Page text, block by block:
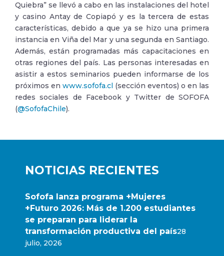
NOTICIAS RECIENTES
Sofofa lanza programa +Mujeres
+Futuro 2026: Más de 1.200 estudiantes
se preparan para liderar la
transformación productiva del país28
julio, 2026
Quiebra” se llevó a cabo en las instalaciones del hotel
y casino Antay de Copiapó y es la tercera de estas
características, debido a que ya se hizo una primera
instancia en Viña del Mar y una segunda en Santiago.
Además, están programadas más capacitaciones en
otras regiones del país. Las personas interesadas en
asistir a estos seminarios pueden informarse de los
próximos en www.sofofa.cl (sección eventos) o en las
redes sociales de Facebook y Twitter de SOFOFA
(@SofofaChile).